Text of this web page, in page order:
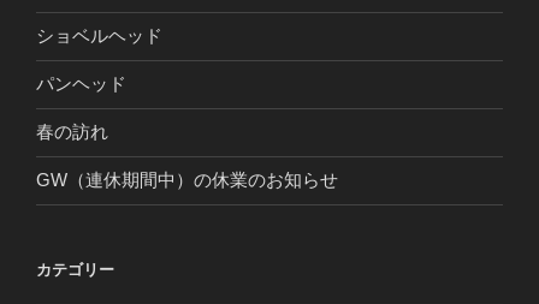
ショベルヘッド
パンヘッド
春の訪れ
GW（連休期間中）の休業のお知らせ
カテゴリー